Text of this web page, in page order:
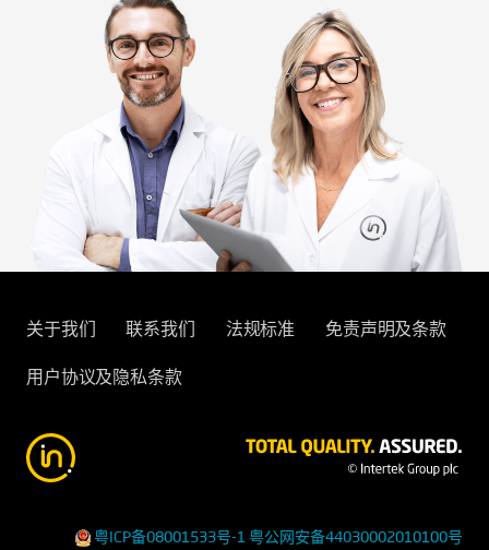
关于我们 联系我们 法规标准 免责声明及条款
用户协议及隐私条款
粤ICP备08001533号-1粤公网安备44030002010100号